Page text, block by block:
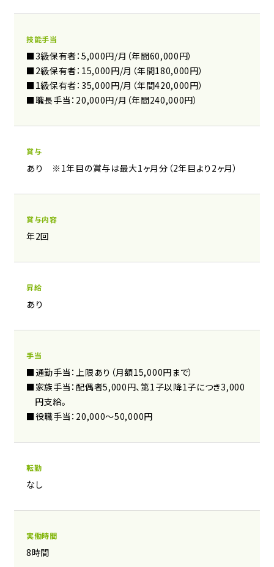
技能手当
■3級保有者：5,000円/月（年間60,000円）
■2級保有者：15,000円/月（年間180,000円）
■1級保有者：35,000円/月（年間420,000円）
■職長手当：20,000円/月（年間240,000円）
賞与
あり ※1年目の賞与は最大1ヶ月分（2年目より2ヶ月）
賞与内容
年2回
昇給
あり
手当
■通勤手当：上限あり（月額15,000円まで）
■家族手当：配偶者5,000円、第1子以降1子につき3,000
円支給。
■役職手当：20,000～50,000円
転勤
​なし
実働時間
8時間